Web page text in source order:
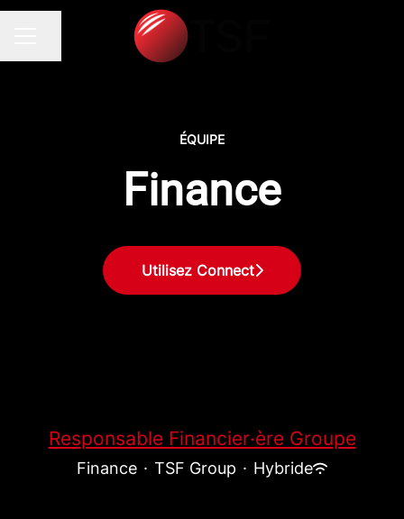
Partager la page
ÉQUIPE
Finance
Utilisez Connect
Responsable Financier·ère Groupe
Finance · TSF Group · Hybride